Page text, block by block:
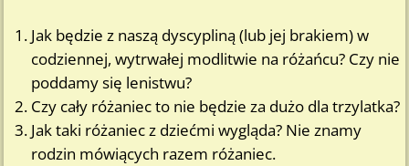
Jak będzie z naszą dyscypliną (lub jej brakiem) w
codziennej, wytrwałej modlitwie na różańcu? Czy nie
poddamy się lenistwu?
Czy cały różaniec to nie będzie za dużo dla trzylatka?
Jak taki różaniec z dziećmi wygląda? Nie znamy
rodzin mówiących razem różaniec.